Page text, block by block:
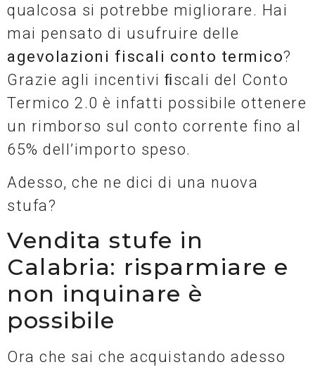
qualcosa si potrebbe migliorare. Hai
mai pensato di usufruire delle
agevolazioni fiscali conto termico?
Grazie agli incentivi ﬁscali del Conto
Termico 2.0 è infatti possibile ottenere
un rimborso sul conto corrente fino al
65% dell’importo speso.
Adesso, che ne dici di una nuova
stufa?
Vendita stufe in
Calabria: risparmiare e
non inquinare è
possibile
Ora che sai che acquistando adesso